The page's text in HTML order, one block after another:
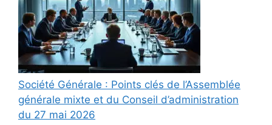
Société Générale : Points clés de l’Assemblée
générale mixte et du Conseil d’administration
du 27 mai 2026